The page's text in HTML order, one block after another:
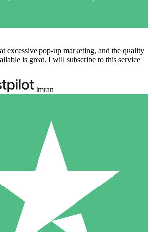
excessive pop-up marketing, and the quality
is great. I will subscribe to this service
Imran